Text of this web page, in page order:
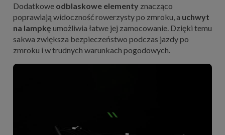
Dodatkowe odblaskowe elementy znacząco
poprawiają widoczność rowerzysty po zmroku, a uchwyt
na lampkę umożliwia łatwe jej zamocowanie. Dzięki temu
sakwa zwiększa bezpieczeństwo podczas jazdy po
zmroku i w trudnych warunkach pogodowych.